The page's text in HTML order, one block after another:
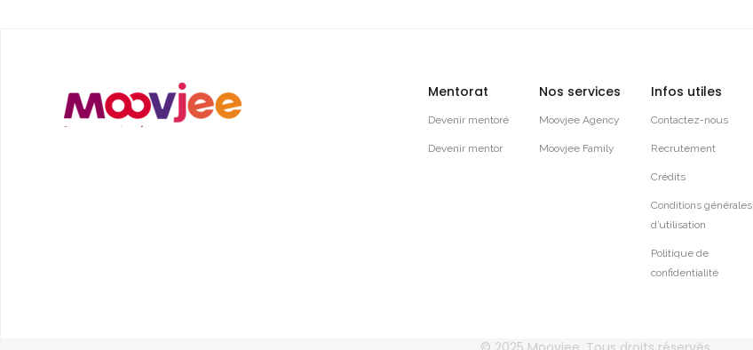
Mentorat
Devenir mentoré
Devenir mentor
Nos services
Moovjee Agency
Moovjee Family
Infos utiles
Contactez-nous
Recrutement
Crédits
Conditions générales
d’utilisation
Politique de
confidentialité